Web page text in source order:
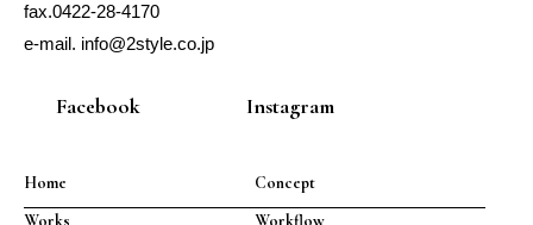
fax.0422-28-4170
e-mail. info@2style.co.jp
Facebook Instagram
Home
Concept
Works
Workflow